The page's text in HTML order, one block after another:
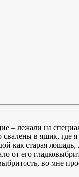
– лежали на
в ящик, где я
как старая
от его
во мне